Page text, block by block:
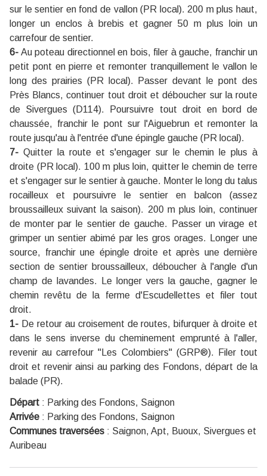
sur le sentier en fond de vallon (PR local). 200 m plus haut,
longer un enclos à brebis et gagner 50 m plus loin un
carrefour de sentier.
6- Au poteau directionnel en bois, filer à gauche, franchir un
petit pont en pierre et remonter tranquillement le vallon le
long des prairies (PR local). Passer devant le pont des
Près Blancs, continuer tout droit et déboucher sur la route
de Sivergues (D114). Poursuivre tout droit en bord de
chaussée, franchir le pont sur l'Aiguebrun et remonter la
route jusqu'au à l'entrée d'une épingle gauche (PR local).
7- Quitter la route et s'engager sur le chemin le plus à
droite (PR local). 100 m plus loin, quitter le chemin de terre
et s'engager sur le sentier à gauche. Monter le long du talus
rocailleux et poursuivre le sentier en balcon (assez
broussailleux suivant la saison). 200 m plus loin, continuer
de monter par le sentier de gauche. Passer un virage et
grimper un sentier abimé par les gros orages. Longer une
source, franchir une épingle droite et après une dernière
section de sentier broussailleux, déboucher à l'angle d'un
champ de lavandes. Le longer vers la gauche, gagner le
chemin revêtu de la ferme d'Escudellettes et filer tout
droit.
1- De retour au croisement de routes, bifurquer à droite et
dans le sens inverse du cheminement emprunté à l'aller,
revenir au carrefour ''Les Colombiers'' (GRP®). Filer tout
droit et revenir ainsi au parking des Fondons, départ de la
balade (PR).
Départ : Parking des Fondons, Saignon
Arrivée : Parking des Fondons, Saignon
Communes traversées : Saignon, Apt, Buoux, Sivergues et
Auribeau